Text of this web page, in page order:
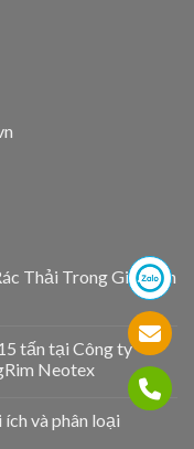
Thải Trong Gia Đình
tấn tại Công ty
Neotex
và phân loại